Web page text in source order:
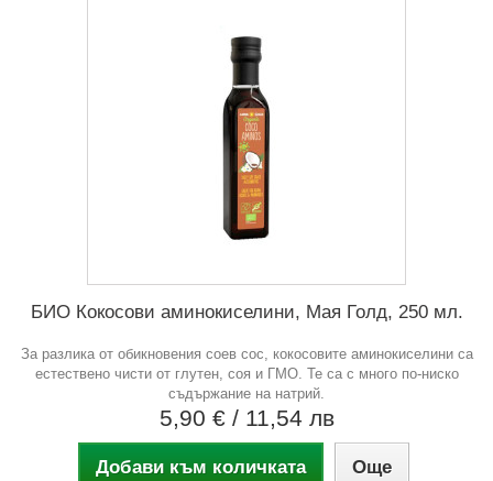
БИО Кокосови аминокиселини, Мая Голд, 250 мл.
За разлика от обикновения соев сос, кокосовите аминокиселини са
естествено чисти от глутен, соя и ГМО. Те са с много по-ниско
съдържание на натрий.
5,90 € / 11,54 лв
Добави към количката Още